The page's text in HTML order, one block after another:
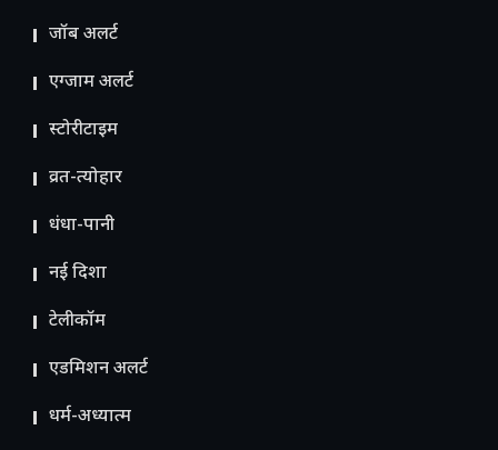
जॉब अलर्ट
एग्जाम अलर्ट
स्टोरीटाइम
व्रत-त्योहार
धंधा-पानी
नई दिशा
टेलीकॉम
ए​डमिशन अलर्ट
धर्म-अध्यात्म